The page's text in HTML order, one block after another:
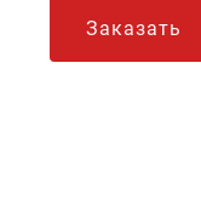
Заказать